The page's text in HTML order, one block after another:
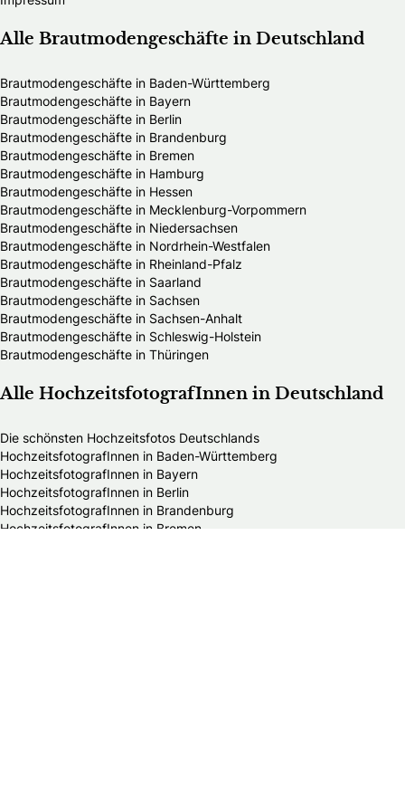
Alle Brautmodengeschäfte in Deutschland
Brautmodengeschäfte in Baden-Württemberg
Brautmodengeschäfte in Bayern
Brautmodengeschäfte in Berlin
Brautmodengeschäfte in Brandenburg
Brautmodengeschäfte in Bremen
Brautmodengeschäfte in Hamburg
Brautmodengeschäfte in Hessen
Brautmodengeschäfte in Mecklenburg-Vorpommern
Brautmodengeschäfte in Niedersachsen
Brautmodengeschäfte in Nordrhein-Westfalen
Brautmodengeschäfte in Rheinland-Pfalz
Brautmodengeschäfte in Saarland
Brautmodengeschäfte in Sachsen
Brautmodengeschäfte in Sachsen-Anhalt
Brautmodengeschäfte in Schleswig-Holstein
Brautmodengeschäfte in Thüringen
Alle HochzeitsfotografInnen in Deutschland
Die schönsten Hochzeitsfotos Deutschlands
HochzeitsfotografInnen in Baden-Württemberg
HochzeitsfotografInnen in Bayern
HochzeitsfotografInnen in Berlin
HochzeitsfotografInnen in Brandenburg
HochzeitsfotografInnen in Bremen